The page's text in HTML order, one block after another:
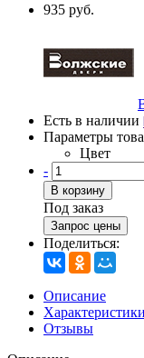
935 руб.
Есть в наличии
Параметры
Цвет
-
В корзину
Под заказ
Запрос цены
Поделиться:
Описание
Характеристики
Отзывы